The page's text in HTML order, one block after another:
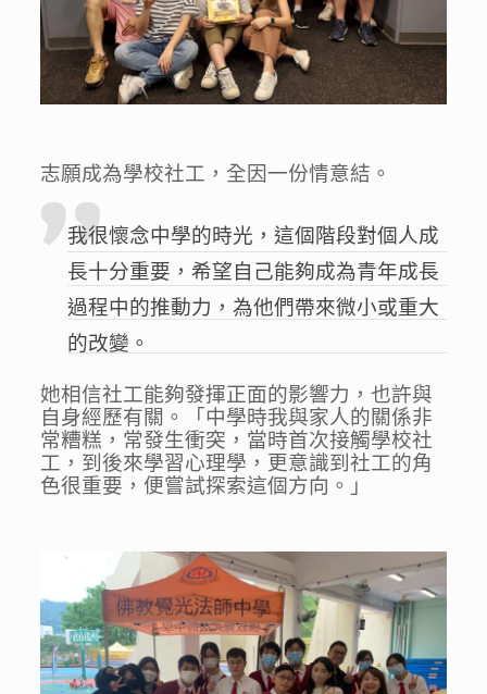
志願成為學校社工，全因一份情意結。
我很懷念中學的時光，這個階段對個人成
長十分重要，希望自己能夠成為青年成長
過程中的推動力，為他們帶來微小或重大
的改變。
她相信社工能夠發揮正面的影響力，也許與
自身經歷有關。「中學時我與家人的關係非
常糟糕，常發生衝突，當時首次接觸學校社
工，到後來學習心理學，更意識到社工的角
色很重要，便嘗試探索這個方向。」